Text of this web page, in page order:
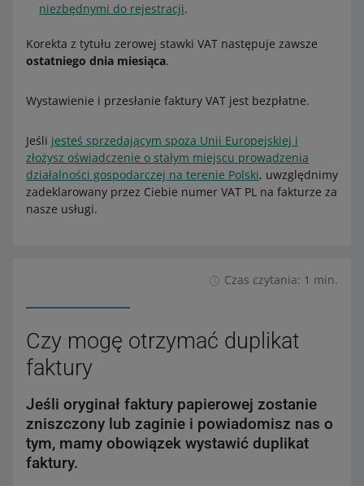
niezbędnymi do rejestracji.
Korekta z tytułu zerowej stawki VAT następuje zawsze
ostatniego dnia miesiąca.
Wystawienie i przesłanie faktury VAT jest bezpłatne.
Jeśli jesteś sprzedającym spoza Unii Europejskiej i
złożysz oświadczenie o stałym miejscu prowadzenia
działalności gospodarczej na terenie Polski, uwzględnimy
zadeklarowany przez Ciebie numer VAT PL na fakturze za
nasze usługi.
Czas czytania: 1 min.
Czy mogę otrzymać duplikat
faktury
Jeśli oryginał faktury papierowej zostanie
zniszczony lub zaginie i powiadomisz nas o
tym, mamy obowiązek wystawić duplikat
faktury.